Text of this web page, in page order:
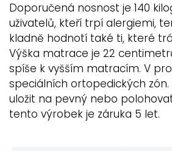
Doporučená nosnost je 140
uživatelů, kteří trpí alergiemi,
kladně hodnotí také ti, které
Výška matrace je 22
spíše k vyšším matracím. V
speciálních ortopedických
uložit na pevný nebo
tento výrobek je záruka 5 let.